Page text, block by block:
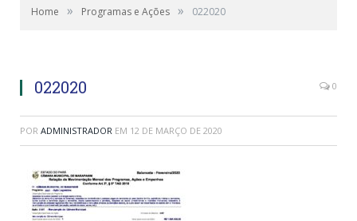
Home » Programas e Ações » 022020
022020 0
POR ADMINISTRADOR EM 12 DE MARÇO DE 2020